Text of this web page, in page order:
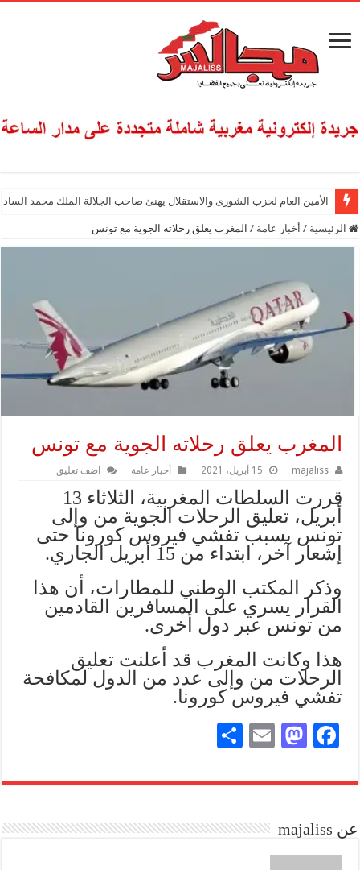
الأمين العام لحزب الشورى والاستقلال يهنئ صاحب الجلالة الملك محمد
الرئيسية / أخبار عامة / المغرب يعلق رحلاته الجوية مع تونس
المغرب يعلق رحلاته الجوية مع تونس
majaliss 15 أبريل، 2021 أخبار عامة اضف تعليق
قررت السلطات المغربية، الثلاثاء 13
أبريل، تعليق الرحلات الجوية من وإلى
تونس بسبب تفشي فيروس كورونا حتى
إشعار آخر، ابتداء من 15 أبريل الجاري.
وذكر المكتب الوطني للمطارات، أن هذا
القرار يسري على المسافرين القادمين
من تونس عبر دول أخرى.
هذا وكانت المغرب قد أعلنت تعليق
الرحلات من وإلى عدد من الدول لمكافحة
تفشي فيروس كورونا.
Fa
bo
M
to
n
E
ail
re
عن majaliss